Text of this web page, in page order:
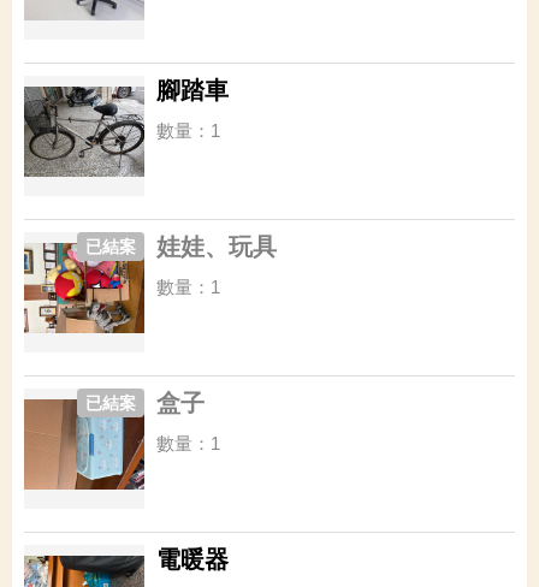
腳踏車
數量：1
娃娃、玩具
已結案
數量：1
盒子
已結案
數量：1
電暖器